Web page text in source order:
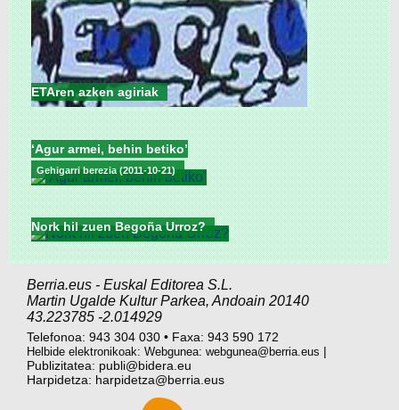
ETAren azken agiriak
‘Agur armei, behin betiko’
Gehigarri berezia (2011-10-21)
Nork hil zuen Begoña Urroz?
Berria.eus - Euskal Editorea S.L.
Martin Ugalde Kultur Parkea, Andoain 20140
43.223785 -2.014929
Telefonoa: 943 304 030 • Faxa: 943 590 172
Helbide elektronikoak: Webgunea: webgunea@berria.eus |
Publizitatea: publi@bidera.eu
Harpidetza: harpidetza@berria.eus